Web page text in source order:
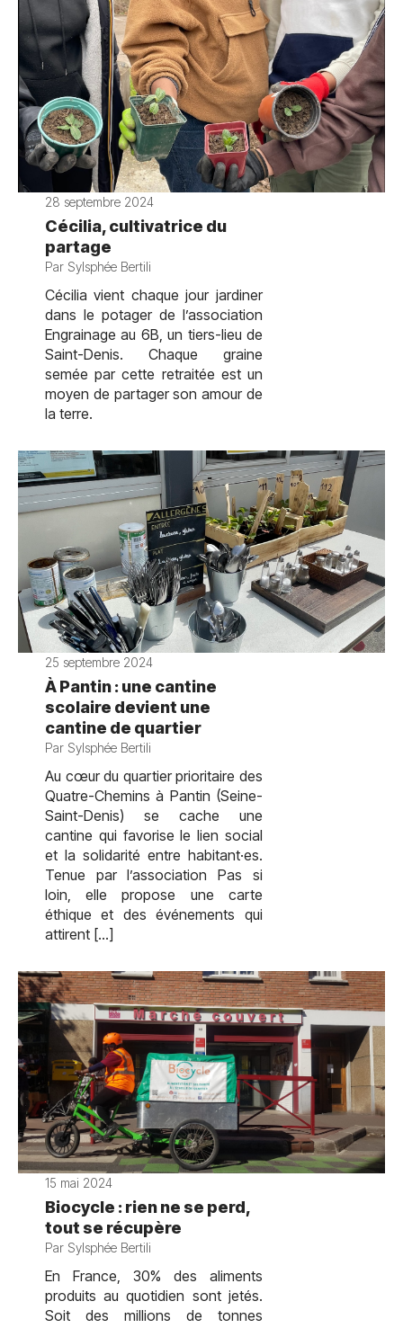
28 septembre 2024
Cécilia, cultivatrice du
partage
Par Sylsphée Bertili
Cécilia vient chaque jour jardiner
dans le potager de l’association
Engrainage au 6B, un tiers-lieu de
Saint-Denis. Chaque graine
semée par cette retraitée est un
moyen de partager son amour de
la terre.
25 septembre 2024
À Pantin : une cantine
scolaire devient une
cantine de quartier
Par Sylsphée Bertili
Au cœur du quartier prioritaire des
Quatre-Chemins à Pantin (Seine-
Saint-Denis) se cache une
cantine qui favorise le lien social
et la solidarité entre habitant·es.
Tenue par l’association Pas si
loin, elle propose une carte
éthique et des événements qui
attirent […]
15 mai 2024
Biocycle : rien ne se perd,
tout se récupère
Par Sylsphée Bertili
En France, 30% des aliments
produits au quotidien sont jetés.
Soit des millions de tonnes